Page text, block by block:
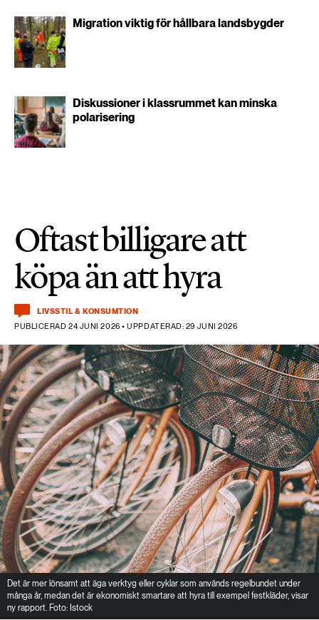
Migration viktig för hållbara landsbygder
Diskussioner i klassrummet kan minska
polarisering
Oftast billigare att
köpa än att hyra
LIVSSTIL & KONSUMTION
PUBLICERAD 24 JUNI 2026 • UPPDATERAD: 29 JUNI 2026
Det är mer lönsamt att äga verktyg eller cyklar som används regelbundet under
många år, medan det är ekonomiskt smartare att hyra till exempel festkläder, visar
ny rapport. Foto: Istock